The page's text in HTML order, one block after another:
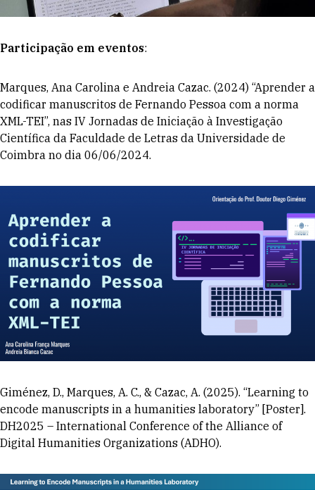
Participação em eventos:
Marques, Ana Carolina e Andreia Cazac. (2024) “Aprender a
codificar manuscritos de Fernando Pessoa com a norma
XML-TEI”, nas IV Jornadas de Iniciação à Investigação
Científica da Faculdade de Letras da Universidade de
Coimbra no dia 06/06/2024.
Giménez, D., Marques, A. C., & Cazac, A. (2025). “Learning to
encode manuscripts in a humanities laboratory” [Poster].
DH2025 – International Conference of the Alliance of
Digital Humanities Organizations (ADHO).